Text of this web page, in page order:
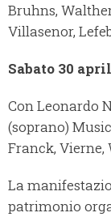
Bruhns,
Villasenor,
Sabato 30
Con Leonardo
(soprano)
Franck, Vierne,
La
patrimonio